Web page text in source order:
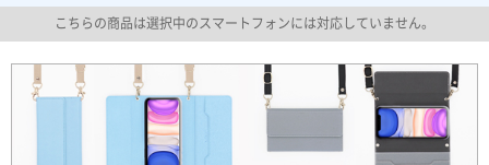
こちらの商品は選択中のスマートフォンには対応していません。